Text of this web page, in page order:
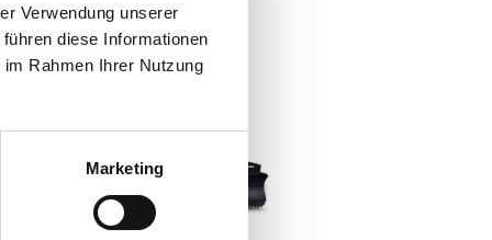
Verwendung unserer
diese Informationen
Rahmen Ihrer Nutzung
Marketing